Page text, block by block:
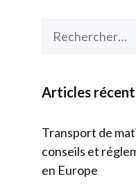
Articles
Transport de
conseils et
en Europe